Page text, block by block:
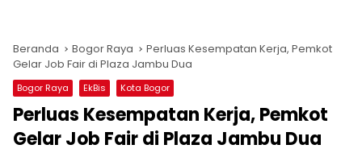
Beranda Bogor Raya
Perluas Kesempatan Kerja, Pemkot
Gelar Job Fair di Plaza Jambu Dua
Bogor Raya EkBis Kota Bogor
Perluas Kesempatan Kerja, Pemkot
Gelar Job Fair di Plaza Jambu Dua